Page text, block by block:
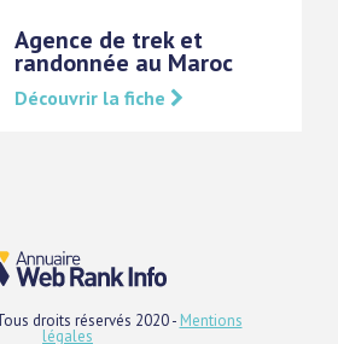
Agence de trek et
randonnée au Maroc
Découvrir la fiche
droits réservés 2020 - Mentions
légales